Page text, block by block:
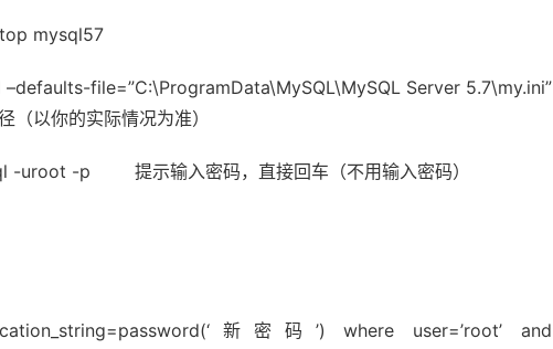
mysql57
file=”C:\ProgramData\MySQL\MySQL Server 5.7\my.ini”
以你的实际情况为准）
-uroot -p 提示输入密码，直接回车（不用输入密码）
新密码’) where user=’root’ and